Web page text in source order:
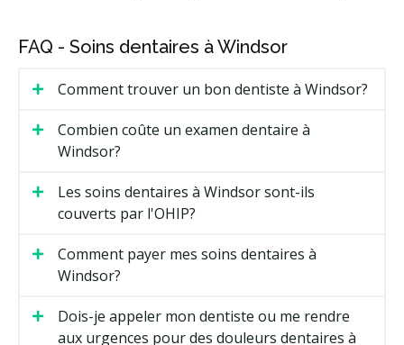
FAQ - Soins dentaires à Windsor
Comment trouver un bon dentiste à Windsor?
Combien coûte un examen dentaire à
Windsor?
Les soins dentaires à Windsor sont-ils
couverts par l'OHIP?
Comment payer mes soins dentaires à
Windsor?
Dois-je appeler mon dentiste ou me rendre
aux urgences pour des douleurs dentaires à